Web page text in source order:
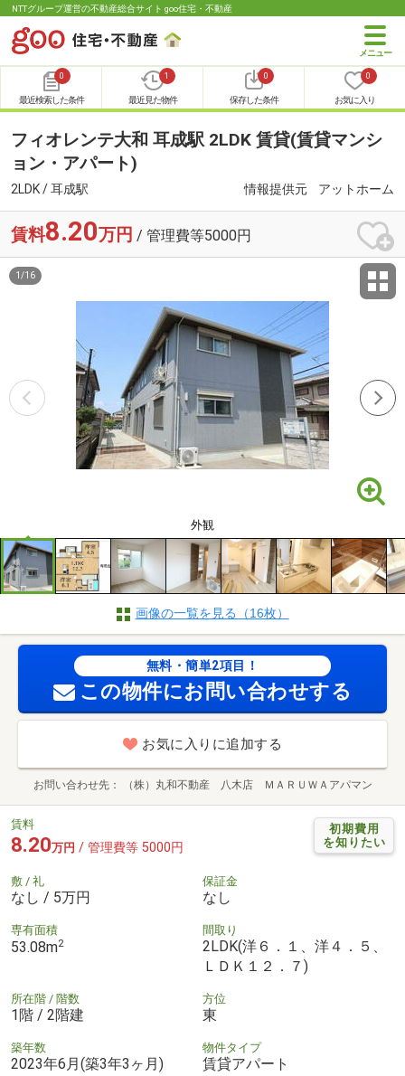
NTTグループ運営の不動産総合サイト goo住宅・不動産
0
最近検索した条件
1
最近見た物件
0
保存した条件
0
お気に入り
フィオレンテ大和 耳成駅 2LDK 賃貸(賃貸マンシ
ョン・アパート)
2LDK / 耳成駅 情報提供元 アットホーム
賃料8.20万円 / 管理費等5000円
外観
1 /16
画像の一覧を見る（16枚）
無料・簡単2項目！
この物件にお問い合わせする
お気に入りに追加する
お問い合わせ先 （株）丸和不動産 八木店 ＭＡＲＵＷＡアパマン
初期費用
を知りたい
賃料
8.20万円 / 管理費等 5000円
敷 / 礼
なし / 5万円
保証金
なし
専有面積
53.08m2
間取り
2LDK(洋６．１、洋４．５、
ＬＤＫ１２．７)
所在階 / 階数
1階 / 2階建
方位
東
築年数
2023年6月(築3年3ヶ月)
物件タイプ
賃貸アパート